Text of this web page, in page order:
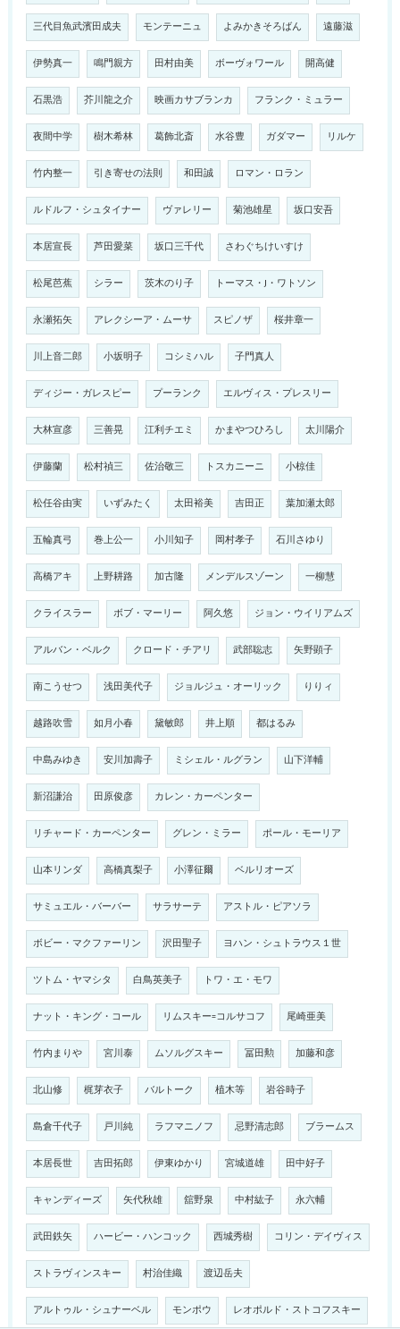
三代目魚武濱田成夫 モンテーニュ よみかきそろばん 遠藤滋
伊勢真一 鳴門親方 田村由美 ボーヴォワール 開高健
石黒浩 芥川龍之介 映画カサブランカ フランク・ミュラー
夜間中学 樹木希林 葛飾北斎 水谷豊 ガダマー リルケ
竹内整一 引き寄せの法則 和田誠 ロマン・ロラン
ルドルフ・シュタイナー ヴァレリー 菊池雄星 坂口安吾
本居宣長 芦田愛菜 坂口三千代 さわぐちけいすけ
松尾芭蕉 シラー 茨木のり子 トーマス・J・ワトソン
永瀬拓矢 アレクシーア・ムーサ スピノザ 桜井章一
川上音二郎 小坂明子 コシミハル 子門真人
ディジー・ガレスピー プーランク エルヴィス・プレスリー
大林宣彦 三善晃 江利チエミ かまやつひろし 太川陽介
伊藤蘭 松村禎三 佐治敬三 トスカニーニ 小椋佳
松任谷由実 いずみたく 太田裕美 吉田正 葉加瀬太郎
五輪真弓 巻上公一 小川知子 岡村孝子 石川さゆり
高橋アキ 上野耕路 加古隆 メンデルスゾーン 一柳慧
クライスラー ボブ・マーリー 阿久悠 ジョン・ウイリアムズ
アルバン・ベルク クロード・チアリ 武部聡志 矢野顕子
南こうせつ 浅田美代子 ジョルジュ・オーリック りりィ
越路吹雪 如月小春 黛敏郎 井上順 都はるみ
中島みゆき 安川加壽子 ミシェル・ルグラン 山下洋輔
新沼謙治 田原俊彦 カレン・カーペンター
リチャード・カーペンター グレン・ミラー ポール・モーリア
山本リンダ 高橋真梨子 小澤征爾 ベルリオーズ
サミュエル・バーバー サラサーテ アストル・ピアソラ
ボビー・マクファーリン 沢田聖子 ヨハン・シュトラウス１世
ツトム・ヤマシタ 白鳥英美子 トワ・エ・モワ
ナット・キング・コール リムスキー=コルサコフ 尾崎亜美
竹内まりや 宮川泰 ムソルグスキー 冨田勲 加藤和彦
北山修 梶芽衣子 バルトーク 植木等 岩谷時子
島倉千代子 戸川純 ラフマニノフ 忌野清志郎 ブラームス
本居長世 吉田拓郎 伊東ゆかり 宮城道雄 田中好子
キャンディーズ 矢代秋雄 舘野泉 中村紘子 永六輔
武田鉄矢 ハービー・ハンコック 西城秀樹 コリン・デイヴィス
ストラヴィンスキー 村治佳織 渡辺岳夫
アルトゥル・シュナーベル モンポウ レオポルド・ストコフスキー